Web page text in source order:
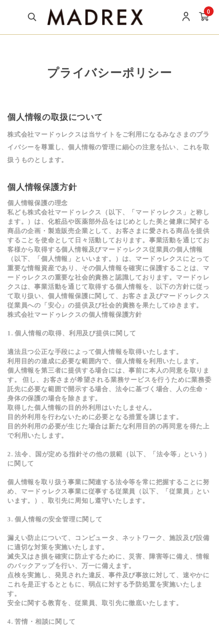
0
プライバシーポリシー
個人情報の取扱について
株式会社マードゥレクスは当サイトをご利用になるみなさまのプラ
イバシーを尊重し、個人情報の管理に細心の注意を払い、これを取
扱うものとします。
個人情報保護方針
個人情報保護の理念
私ども株式会社マードゥレクス（以下、「マードゥレクス」と称し
ます。）は、化粧品や医薬部外品をはじめとした美と健康に関する
商品の企画・製造販売企業として、お客さまに愛される商品を提供
することを使命として日々活動しております。事業活動を通じてお
客様から取得する個人情報及びマードゥレクス従業員の個人情報
（以下、「個人情報」といいます。）は、マードゥレクスにとって
重要な情報資産であり、その個人情報を確実に保護することは、マ
ードゥレクスの重要な社会的責務と認識しております。マードゥレ
クスは、事業活動を通じて取得する個人情報を、以下の方針に従っ
て取り扱い、個人情報保護に関して、お客さま及びマードゥレクス
従業員への「安心」の提供及び社会的責務を果たしてゆきます。
株式会社マードゥレクスの個人情報保護方針
1. 個人情報の取得、利用及び提供に関して
適法且つ公正な手段によって個人情報を取得いたします。
利用目的の達成に必要な範囲内で、個人情報を利用いたします。
個人情報を第三者に提供する場合には、事前に本人の同意を取りま
す。 但し、お客さまが希望される業務サービスを行うために業務委
託先に必要な範囲で開示する場合、法令に基づく場合、人の生命・
身体の保護の場合を除きます。
取得した個人情報の目的外利用はいたしません。
目的外利用を行わないために必要となる措置を講じます。
目的外利用の必要が生じた場合は新たな利用目的の再同意を得た上
で利用いたします。
2. 法令、国が定める指針その他の規範（以下、「法令等」という）
に関して
個人情報を取り扱う事業に関連する法令等を常に把握することに努
め、マードゥレクス事業に従事する従業員（以下、「従業員」とい
います。）、取引先に周知し遵守いたします。
3. 個人情報の安全管理に関して
漏えい防止について、コンピュータ、ネットワーク、施設及び設備
に適切な対策を実施いたします。
滅失又はき損を確実に防止するために、災害、障害等に備え、情報
のバックアップを行い、万一に備えます。
点検を実施し、発見された違反、事件及び事故に対して、速やかに
これを是正するとともに、弱点に対する予防処置を実施いたしま
す。
安全に関する教育を、従業員、取引先に徹底いたします。
4. 苦情・相談に関して